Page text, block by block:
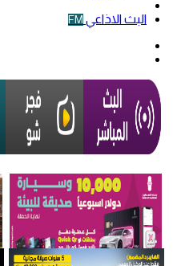
البث الاذاعي FM